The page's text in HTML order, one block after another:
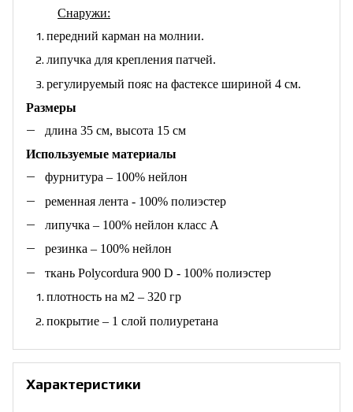
Снаружи:
передний карман на молнии.
липучка для крепления патчей.
регулируемый пояс на фастексе шириной 4 см.
Размеры
длина 35 см, высота 15 см
Используемые материалы
фурнитура – 100% нейлон
ременная лента - 100% полиэстер
липучка – 100% нейлон класс А
резинка – 100% нейлон
ткань Polycordura 900 D - 100% полиэстер
плотность на м2 – 320 гр
покрытие – 1 слой полиуретана
Характеристики